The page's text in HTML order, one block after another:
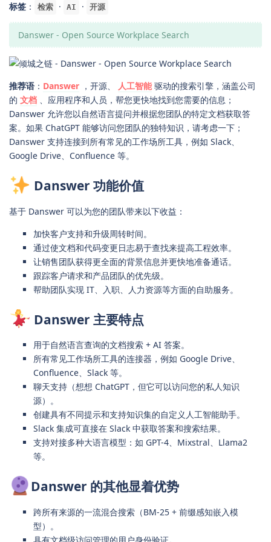
标签 ： 检索 · AI · 开源
Danswer - Open Source Workplace Search
推荐语 ： Danswer ，开源、 人工智能驱动的搜索引擎，涵盖公司
的 文档 、应用程序和人员，帮您更快地找到您需要的信息；
Danswer 允许您以自然语言提问并根据您团队的特定文档获取答
案。如果 ChatGPT 能够访问您团队的独特知识，请考虑一下；
Danswer 支持连接到所有常见的工作场所工具，例如 Slack、
Google Drive、Confluence 等。
Danswer 功能价值
基于 Danswer 可以为您的团队带来以下收益：
加快客户支持和升级周转时间。
通过使文档和代码变更日志易于查找来提高工程效率。
让销售团队获得更全面的背景信息并更快地准备通话。
跟踪客户请求和产品团队的优先级。
帮助团队实现 IT、入职、人力资源等方面的自助服务。
Danswer 主要特点
用于自然语言查询的文档搜索 + AI 答案。
所有常见工作场所工具的连接器，例如 Google Drive、
Confluence、Slack 等。
聊天支持（想想 ChatGPT，但它可以访问您的私人知识
源）。
创建具有不同提示和支持知识集的自定义人工智能助手。
Slack 集成可直接在 Slack 中获取答案和搜索结果。
支持对接多种大语言模型：如 GPT-4、Mixstral、Llama2
等。
Danswer 的其他显着优势
跨所有来源的一流混合搜索（BM-25 + 前缀感知嵌入模
型）。